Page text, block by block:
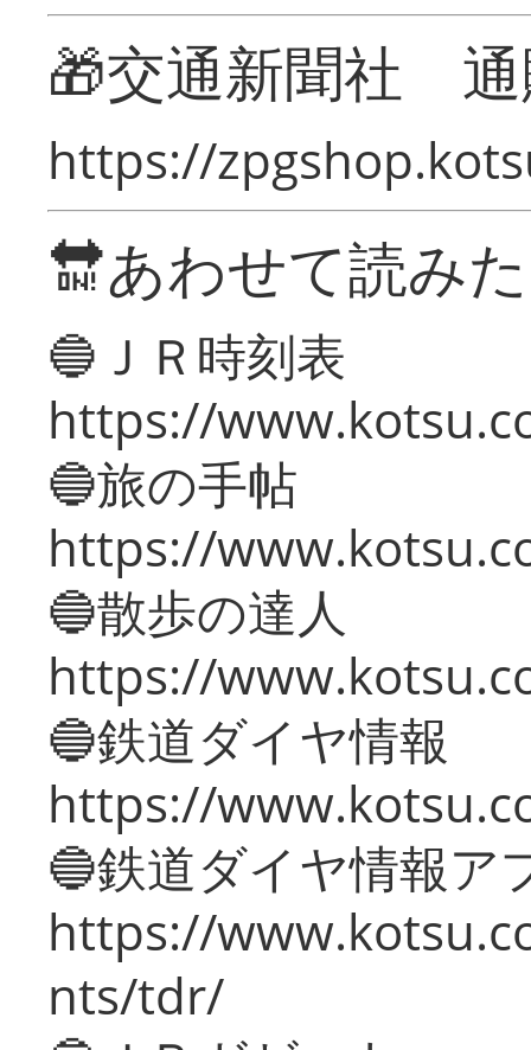
🎁交通新聞社
https://
🔛あわせて読み
🔵ＪＲ時刻表
https://
🔵旅の手帖
https://
🔵散歩の達人
https://
🔵鉄道ダイヤ情報
https://
🔵鉄道ダイヤ情報ア
https://
nts/tdr/